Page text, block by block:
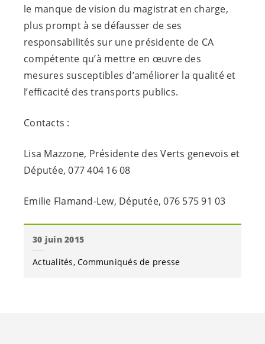
le manque de vision du magistrat en charge,
plus prompt à se défausser de ses
responsabilités sur une présidente de CA
compétente qu’à mettre en œuvre des
mesures susceptibles d’améliorer la qualité et
l’efficacité des transports publics.
Contacts :
Lisa Mazzone, Présidente des Verts genevois et
Députée, 077 404 16 08
Emilie Flamand-Lew, Députée, 076 575 91 03
30 juin 2015
Actualités Communiqués de presse